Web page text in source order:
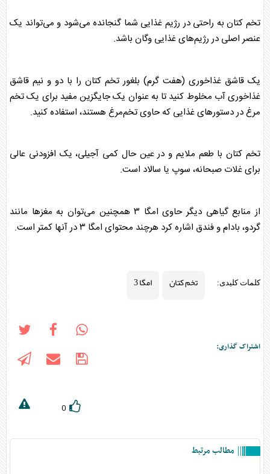
تخم کتانبه راحتی در رژیم غذایی شما گنجانده می‌شود و می‌تواند یک
عنصر اصلی در رژیم‌های غذایی وگان باشد.
یک قاشق غذاخوری (هفت گرم) بلغور تخم کتان را با دو و نیم قاشق
غذاخوری آب مخلوط کنید تا به عنوان یک جایگزین مفید برای یک تخم
مرغ در دستور‌های غذایی که حاوی تخم‌مرغ هستند، استفاده کنید.
تخم کتانبا طعم ملایم و در عین حال کمی آجیلی، یک افزودنی عالی
برای غلات صبحانه، سوپ یا سالاد است.
از منابع گیاهی دیگر حاوی امگا ۳ همچنین می‌توان به مغز‌ها مانند
گردو، بادام و فندق اشاره کرد هرچند محتوای امگا ۳ در آنها کمتر است.
کلمات کلیدی: تخم کتان امگا 3
اشتراک گذاری:
0
مطالب مرتبط